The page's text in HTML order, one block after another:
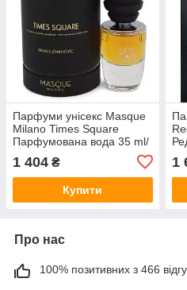
Парфуми унісекс Masque
Milano Times Square
Парфумована вода 35 ml/
1 404 ₴
Купити
1
Про нас
100% позитивних з 466